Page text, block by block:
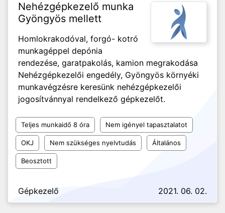
Nehézgépkezelő munka
Gyöngyös mellett
Homlokrakodóval, forgó- kotró
munkagéppel depónia
rendezése, garatpakolás, kamion megrakodása
Nehézgépkezelői engedély, Gyöngyös környéki
munkavégzésre keresünk nehézgépkezelői
jogosítvánnyal rendelkező gépkezelőt.
Teljes munkaidő 8 óra Nem igényel tapasztalatot
OKJ Nem szükséges nyelvtudás Általános
Beosztott
Gépkezelő 2021. 06. 02.